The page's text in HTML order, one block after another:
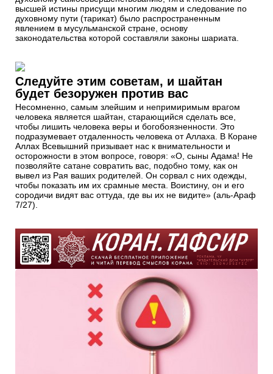
высшей истины присущи многим людям и следование по
духовному пути (тарикат) было распространенным
явлением в мусульманской стране, основу
законодательства которой составляли законы шариата.
Следуйте этим советам, и шайтан
будет безоружен против вас
Несомненно, самым злейшим и непримиримым врагом
человека является шайтан, старающийся сделать все,
чтобы лишить человека веры и богобоязненности. Это
подразумевает отдаленность человека от Аллаха. В Коране
Аллах Всевышний призывает нас к внимательности и
осторожности в этом вопросе, говоря: «О, сыны Адама! Не
позволяйте сатане совратить вас, подобно тому, как он
вывел из Рая ваших родителей. Он сорвал с них одежды,
чтобы показать им их срамные места. Воистину, он и его
сородичи видят вас оттуда, где вы их не видите» (аль-Араф
7/27).